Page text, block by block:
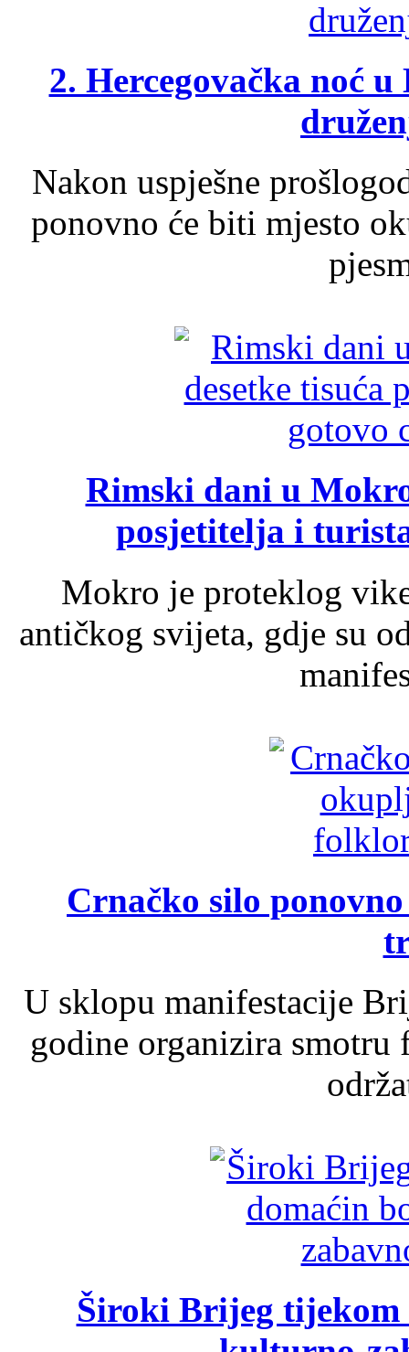
2. Hercegovačka noć
Nakon uspješne
ponovno će biti mjesto
Rimski dani u
posjetitelja i
Mokro je proteklog
antičkog svijeta, gdje su
Crnačko silo
U sklopu manifestacije
godine organizira
Široki Brijeg tijekom